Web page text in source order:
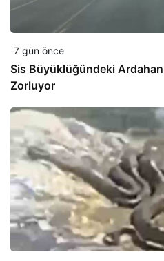
7 gün önce
Sis Büyüklüğündeki
Zorluyor